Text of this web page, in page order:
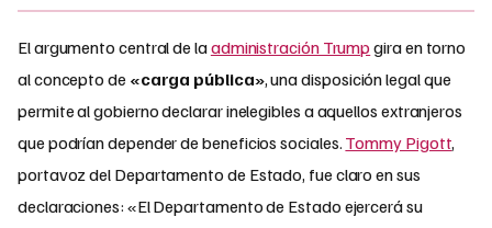
El argumento central de laadministración Trump gira en torno
al concepto de «carga pública», una disposición legal que
permite al gobierno declarar inelegibles a aquellos extranjeros
que podrían depender de beneficios sociales. Tommy Pigott,
portavoz del Departamento de Estado, fue claro en sus
declaraciones: «El Departamento de Estado ejercerá su